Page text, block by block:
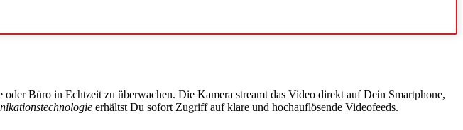
Büro in Echtzeit zu überwachen. Die Kamera streamt das Video direkt auf Dein Smartphone,
erhältst Du sofort Zugriff auf klare und hochauflösende Videofeeds.